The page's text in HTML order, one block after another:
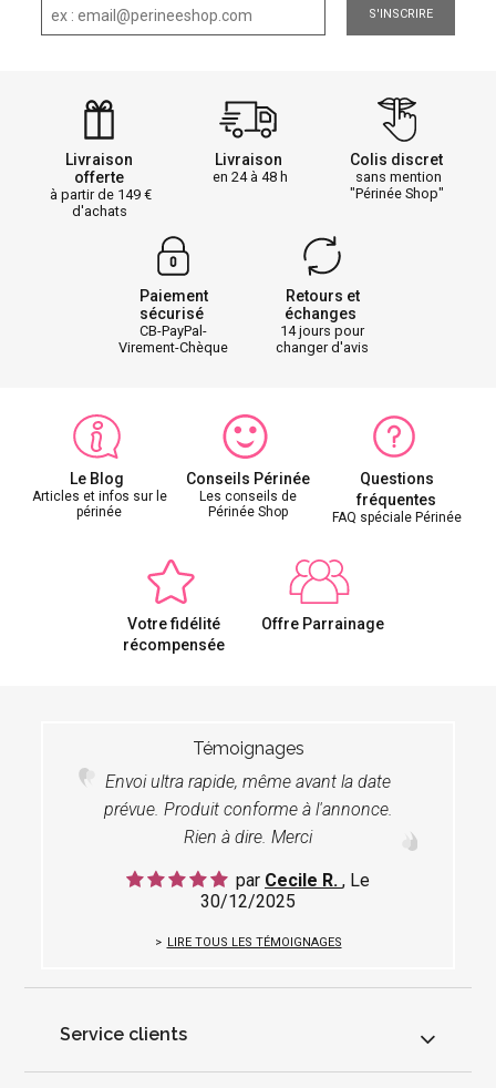
S'INSCRIRE
Livraison
offerte
à partir de 149
d'achats
Livraison
en 24 à 48 h
Colis discret
sans mention
"Périnée Shop"
Paiement
sécurisé
CB-PayPal-
Virement-Chèque
Retours et
échanges
14 jours pour
changer d'avis
Le Blog
Articles et infos sur le
périnée
Conseils Périnée
Les conseils de
Périnée Shop
Questions
fréquentes
FAQ spéciale Périnée
Votre fidélité
récompensée
Offre Parrainage
Témoignages
Envoi ultra rapide, même avant la date
prévue. Produit conforme à l'annonce.
Rien à dire. Merci
par Cecile R. , Le
30/12/2025
LIRE TOUS LES TÉMOIGNAGES
Service clients